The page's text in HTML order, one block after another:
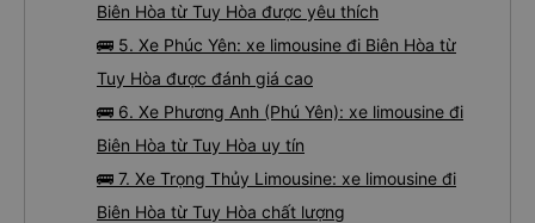
Biên Hòa từ Tuy Hòa được yêu thích
🚌 5. Xe Phúc Yên: xe limousine đi Biên Hòa từ
Tuy Hòa được đánh giá cao
🚌 6. Xe Phương Anh (Phú Yên): xe limousine đi
Biên Hòa từ Tuy Hòa uy tín
🚌 7. Xe Trọng Thủy Limousine: xe limousine đi
Biên Hòa từ Tuy Hòa chất lượng